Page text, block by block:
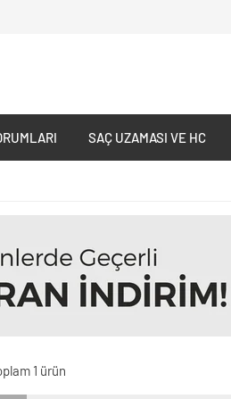
SAÇ UZAMASI VE HC
1 ürün